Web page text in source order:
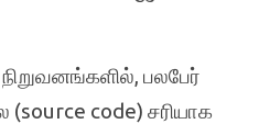
பலபேர்
(source code) சரியாக